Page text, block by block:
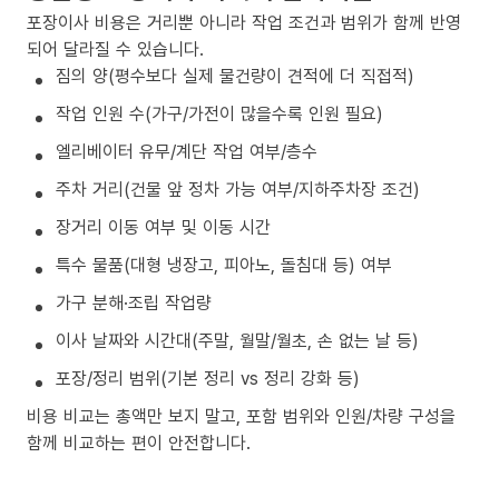
포장이사 비용은 거리뿐 아니라 작업 조건과 범위가 함께 반영
되어 달라질 수 있습니다.
짐의 양(평수보다 실제 물건량이 견적에 더 직접적)
작업 인원 수(가구/가전이 많을수록 인원 필요)
엘리베이터 유무/계단 작업 여부/층수
주차 거리(건물 앞 정차 가능 여부/지하주차장 조건)
장거리 이동 여부 및 이동 시간
특수 물품(대형 냉장고, 피아노, 돌침대 등) 여부
가구 분해·조립 작업량
이사 날짜와 시간대(주말, 월말/월초, 손 없는 날 등)
포장/정리 범위(기본 정리 vs 정리 강화 등)
비용 비교는 총액만 보지 말고, 포함 범위와 인원/차량 구성을
함께 비교하는 편이 안전합니다.